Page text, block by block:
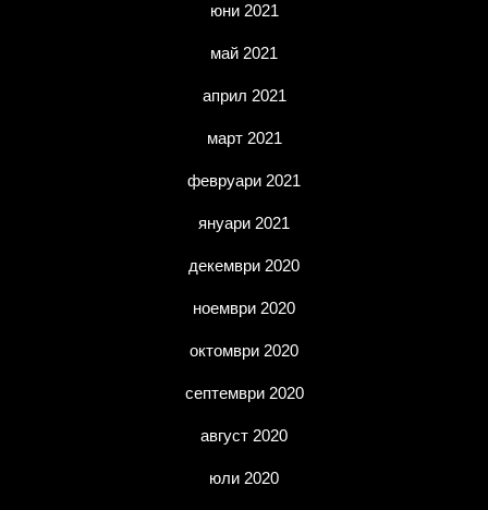
юни 2021
май 2021
април 2021
март 2021
февруари 2021
януари 2021
декември 2020
ноември 2020
октомври 2020
септември 2020
август 2020
юли 2020